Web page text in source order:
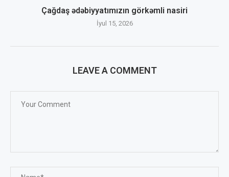
Çağdaş ədəbiyyatımızın görkəmli nasiri
İyul 15, 2026
LEAVE A COMMENT